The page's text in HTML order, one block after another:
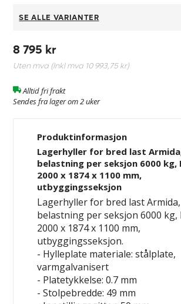
SE ALLE VARIANTER
8 795 kr
Uten mva (Inkl mva 10 993,75 kr)
Alltid fri frakt
Sendes fra lager om 2 uker
Produktinformasjon
Lagerhyller for bred last
belastning per seksjon 6000 kg,
2000 x 1874 x 1100 mm,
utbyggingsseksjon
Lagerhyller for bred last Armida,
belastning per seksjon 6000 kg,
2000 x 1874 x 1100 mm,
utbyggingsseksjon.
- Hylleplate materiale: stålplate,
varmgalvanisert
- Platetykkelse: 0.7 mm
- Stolpebredde: 49 mm